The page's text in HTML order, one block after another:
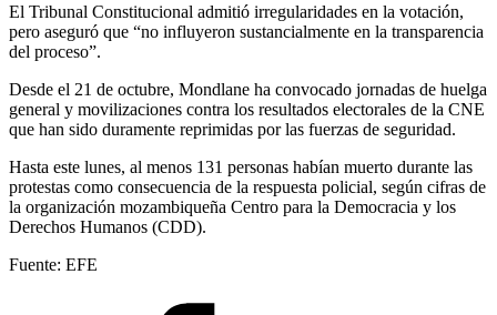
El Tribunal Constitucional admitió irregularidades en la votación,
pero aseguró que “no influyeron sustancialmente en la transparencia
del proceso”.
Desde el 21 de octubre, Mondlane ha convocado jornadas de huelga
general y movilizaciones contra los resultados electorales de la CNE
que han sido duramente reprimidas por las fuerzas de seguridad.
Hasta este lunes, al menos 131 personas habían muerto durante las
protestas como consecuencia de la respuesta policial, según cifras de
la organización mozambiqueña Centro para la Democracia y los
Derechos Humanos (CDD).
Fuente: EFE